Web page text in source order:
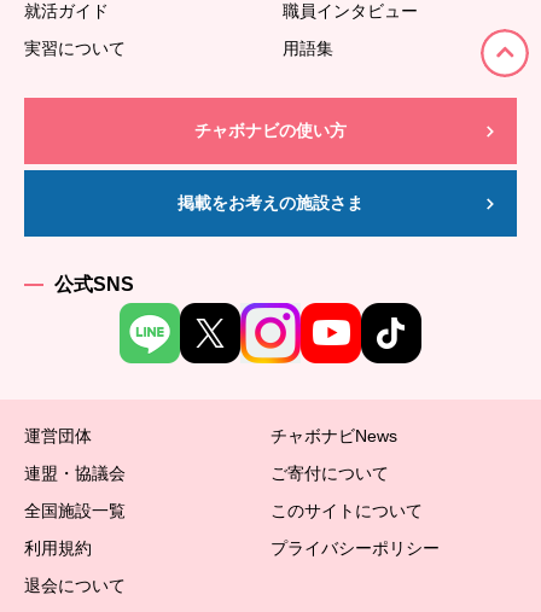
就活ガイド
職員インタビュー
実習について
用語集
チャボナビの使い方
掲載をお考えの施設さま
公式SNS
運営団体
チャボナビNews
連盟・協議会
ご寄付について
全国施設一覧
このサイトについて
利用規約
プライバシーポリシー
退会について